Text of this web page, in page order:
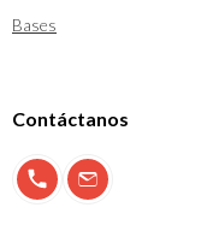
Bases
Contáctanos
900 897 123info@morfeo.com